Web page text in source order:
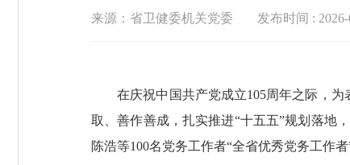
来源：省卫健委机关党委 发布时间 :
在庆祝中国共产党成立105周年之际，为
取、善作善成，扎实推进“十五五”规划落地
陈浩等100名党务工作者“全省优秀党务工作